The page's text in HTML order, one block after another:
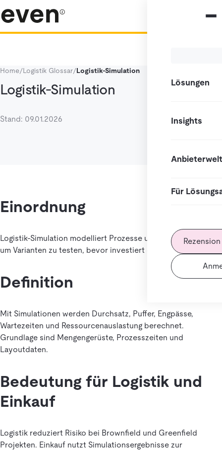
Lösungen
Insights
Anbieterwelt
Für
Home/Logistik Glossar/Logistik-Simulation
Logistik-Simulation
Stand: 09.01.2026
Einordnung
Logistik-Simulation modelliert Prozesse und Materialflüsse,
um Varianten zu testen, bevor investiert oder umgebaut wird.
Definition
Mit Simulationen werden Durchsatz, Puffer, Engpässe,
Wartezeiten und Ressourcenauslastung berechnet.
Grundlage sind Mengengerüste, Prozesszeiten und
Layoutdaten.
Bedeutung für Logistik und
Einkauf
Logistik reduziert Risiko bei Brownfield und Greenfield
Projekten. Einkauf nutzt Simulationsergebnisse zur